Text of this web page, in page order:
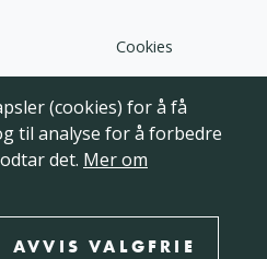
Cookies
AS. Programvaren,
på denne hjemmesiden er
HQ Norden AS. Hele
kopieres, reproduseres eller på
(cookies) for å få
til analyse for å forbedre
det. Mer om
AVVIS VALGFRIE